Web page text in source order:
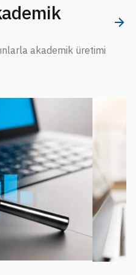
akademik üretimi